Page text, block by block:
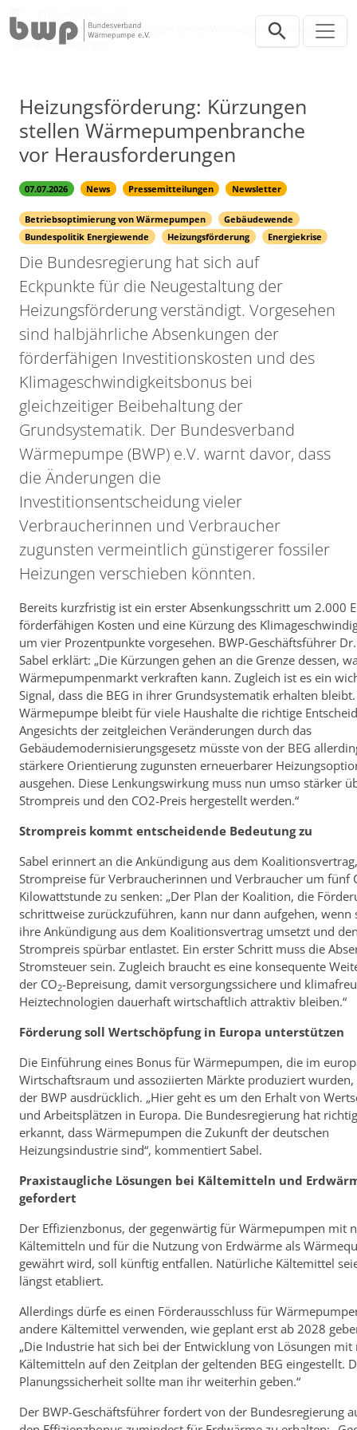
Heizungsförderung: Kürzungen stellen Wärmepumpenbranche vor
Herausforderungen
Heizungsförderung: Kürzungen
stellen Wärmepumpenbranche
vor Herausforderungen
07.07.2026 News Pressemitteilungen Newsletter
Betriebsoptimierung von Wärmepumpen
Gebäudewende
Bundespolitik Energiewende
Heizungsförderung Energiekrise
Die Bundesregierung hat sich auf
Eckpunkte für die Neugestaltung der
Heizungsförderung verständigt. Vorgesehen
sind halbjährliche Absenkungen der
förderfähigen Investitionskosten und des
Klimageschwindigkeitsbonus bei
gleichzeitiger Beibehaltung der
Grundsystematik. Der Bundesverband
Wärmepumpe (BWP) e.V. warnt davor, dass
die Änderungen die
Investitionsentscheidung vieler
Verbraucherinnen und Verbraucher
zugunsten vermeintlich günstigerer fossiler
Heizungen verschieben könnten.
Bereits kurzfristig ist ein erster Absenkungsschritt um 2.000
förderfähigen Kosten und eine Kürzung des
um vier Prozentpunkte vorgesehen. BWP-Geschäftsführer
Sabel erklärt: „Die Kürzungen gehen an die Grenze dessen,
Wärmepumpenmarkt verkraften kann. Zugleich ist es ein
Signal, dass die BEG in ihrer Grundsystematik erhalten
Wärmepumpe bleibt für viele Haushalte die richtige
Angesichts der zeitgleichen Veränderungen durch das
Gebäudemodernisierungsgesetz müsste von der BEG
stärkere Orientierung zugunsten erneuerbarer
ausgehen. Diese Lenkungswirkung muss nun umso stärker
Strompreis und den CO2-Preis hergestellt werden.“
Strompreis kommt entscheidende Bedeutung zu
Sabel erinnert an die Ankündigung aus dem
Strompreise für Verbraucherinnen und Verbraucher um fünf
Kilowattstunde zu senken: „Der Plan der Koalition, die
schrittweise zurückzuführen, kann nur dann aufgehen, wenn
ihre Ankündigung aus dem Koalitionsvertrag umsetzt und
Strompreis spürbar entlastet. Ein erster Schritt muss die
Stromsteuer sein. Zugleich braucht es eine konsequente
der CO2-Bepreisung, damit versorgungssichere und
Heiztechnologien dauerhaft wirtschaftlich attraktiv bleiben.“
Förderung soll Wertschöpfung in Europa unterstützen
Die Einführung eines Bonus für Wärmepumpen, die im
Wirtschaftsraum und assoziierten Märkte produziert
der BWP ausdrücklich. „Hier geht es um den Erhalt von
und Arbeitsplätzen in Europa. Die Bundesregierung hat
erkannt, dass Wärmepumpen die Zukunft der deutschen
Heizungsindustrie sind“, kommentiert Sabel.
Praxistaugliche Lösungen bei Kältemitteln und
gefordert
Der Effizienzbonus, der gegenwärtig für Wärmepumpen mit
Kältemitteln und für die Nutzung von Erdwärme als
gewährt wird, soll künftig entfallen. Natürliche Kältemittel
längst etabliert.
Allerdings dürfe es einen Förderausschluss für
andere Kältemittel verwenden, wie geplant erst ab 2028
„Die Industrie hat sich bei der Entwicklung von Lösungen
Kältemitteln auf den Zeitplan der geltenden BEG eingestellt.
Planungssicherheit sollte man ihr weiterhin geben.“
Der BWP-Geschäftsführer fordert von der Bundesregierung